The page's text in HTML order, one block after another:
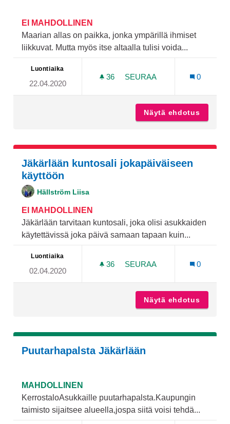
EI MAHDOLLINEN
Maarian allas on paikka, jonka ympärillä ihmiset
liikkuvat. Mutta myös itse altaalla tulisi voida...
Luontiaika
22.04.2020
36 36 SEURAAJAA
SEURAA
0
Näytä ehdotus
Jäkärlään kuntosali jokapäiväiseen
käyttöön
Hällström Liisa
EI MAHDOLLINEN
Jäkärlään tarvitaan kuntosali, joka olisi asukkaiden
käytettävissä joka päivä samaan tapaan kuin...
Luontiaika
02.04.2020
36 36 SEURAAJAA
SEURAA
0
Näytä ehdotus
Puutarhapalsta Jäkärlään
MAHDOLLINEN
KerrostaloAsukkaille puutarhapalsta.Kaupungin
taimisto sijaitsee alueella,jospa siitä voisi tehdä...